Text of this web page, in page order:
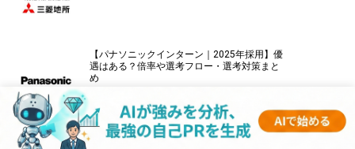
【パナソニックインターン｜2025年採用】優
遇はある？倍率や選考フロー・選考対策まと
め
【伊藤忠商事インターン｜2025年採用】優遇
はある？倍率や選考フロー・選考対策まとめ